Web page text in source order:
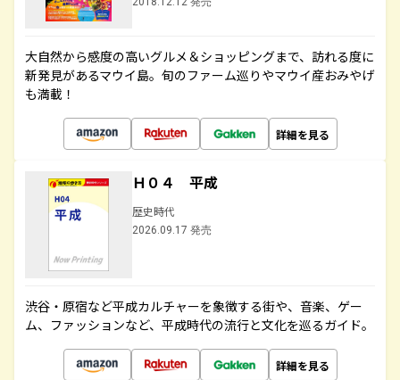
大自然から感度の高いグルメ＆ショッピングまで、訪れる度に
新発見があるマウイ島。旬のファーム巡りやマウイ産おみやげ
も満載！
詳細を見る
Ｈ０４ 平成
歴史時代
2026.09.17 発売
渋谷・原宿など平成カルチャーを象徴する街や、音楽、ゲー
ム、ファッションなど、平成時代の流行と文化を巡るガイド。
詳細を見る